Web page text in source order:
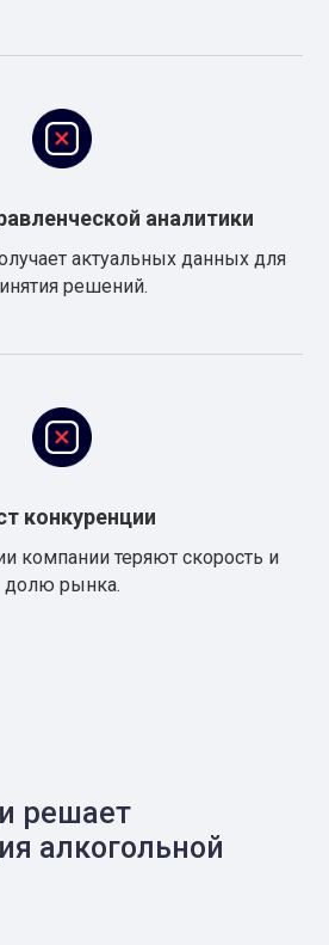
аналитики
актуальных данных для
решений.
конкуренции
компании теряют скорость и
долю рынка.
решает
алкогольной